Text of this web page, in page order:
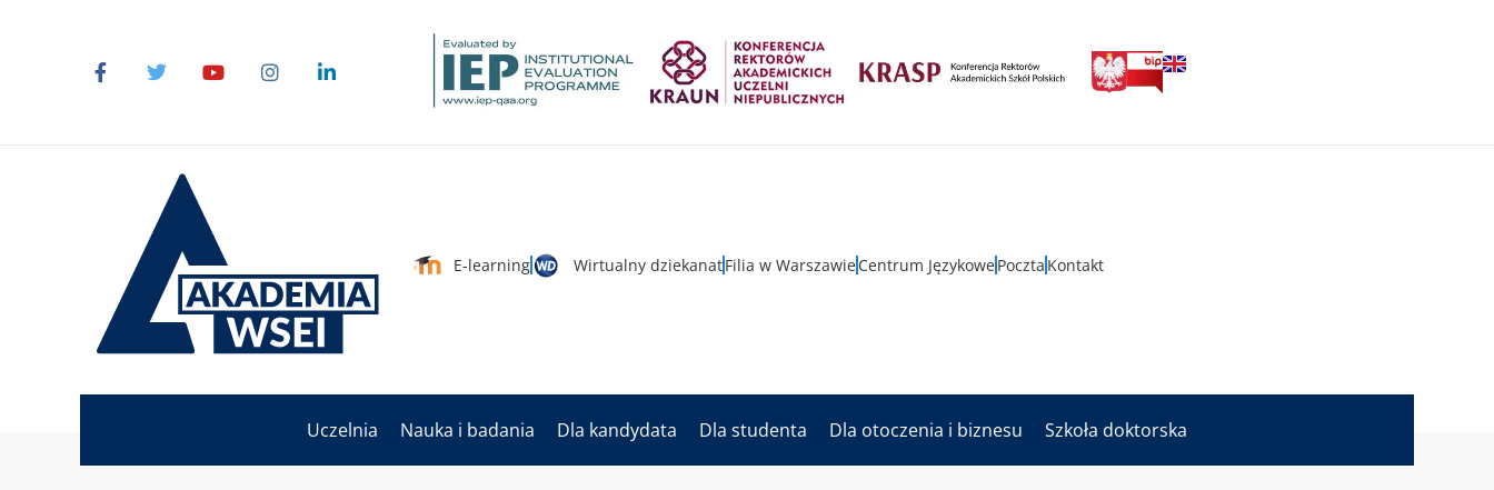
E-learning Wirtualny dziekanatFilia w WarszawieCentrum JęzykowePoczta Kontakt
Uczelnia Nauka i badania Dla kandydata Dla studenta Dla otoczenia i biznesu Szkoła doktorska